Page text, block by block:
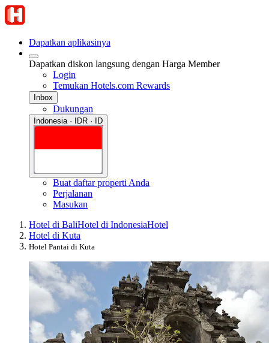
Dapatkan aplikasinya
Dapatkan diskon langsung dengan Harga Member
Login
Temukan Hotels.com Rewards
Inbox
Dukungan
Indonesia · IDR · ID
Buat daftar properti Anda
Perjalanan
Masukan
Hotel di BaliHotel di IndonesiaHotel
Hotel di Kuta
Hotel Pantai di Kuta